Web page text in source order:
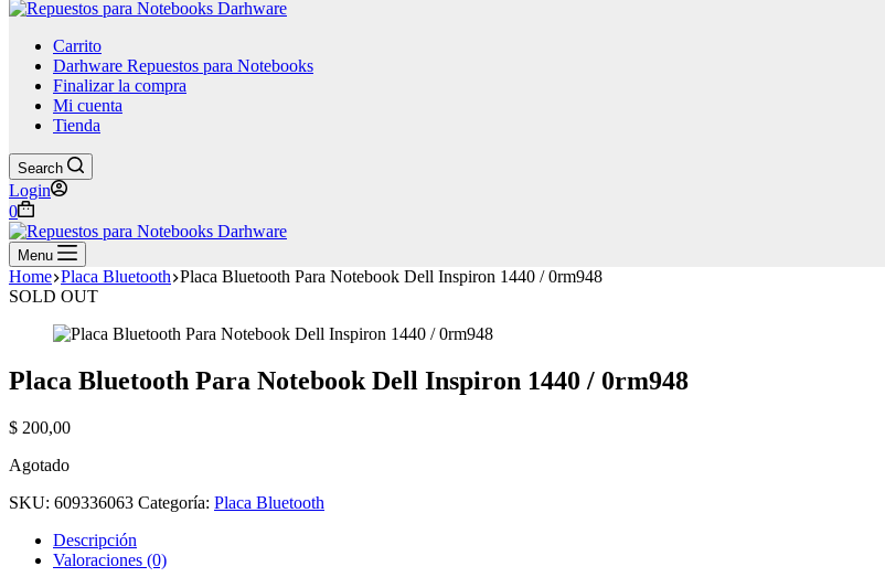
Carrito
Darhware Repuestos para Notebooks
Finalizar la compra
Mi cuenta
Tienda
Search
Login
Shopping
cart
0
Menu
Home Placa Bluetooth Placa Bluetooth Para Notebook Dell Inspiron 1440 / 0rm948
SOLD OUT
Placa Bluetooth Para Notebook Dell Inspiron 1440 / 0rm948
$ 200,00
Agotado
SKU: 609336063 Categoría: Placa Bluetooth
Descripción
Valoraciones (0)